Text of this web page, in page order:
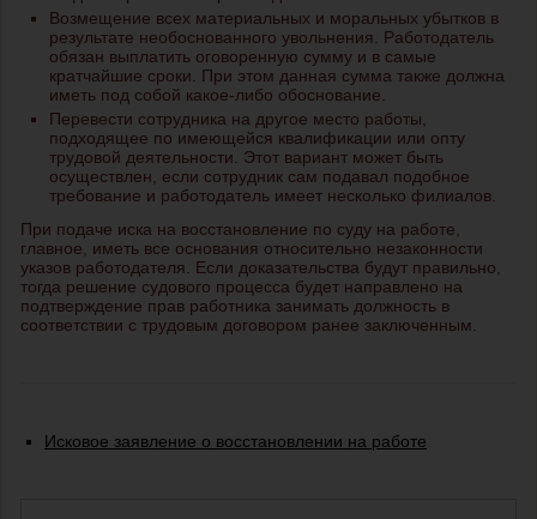
Возмещение всех материальных и моральных убытков в
результате необоснованного увольнения. Работодатель
обязан выплатить оговоренную сумму и в самые
кратчайшие сроки. При этом данная сумма также должна
иметь под собой какое-либо обоснование.
Перевести сотрудника на другое место работы,
подходящее по имеющейся квалификации или опту
трудовой деятельности. Этот вариант может быть
осуществлен, если сотрудник сам подавал подобное
требование и работодатель имеет несколько филиалов.
При подаче иска на восстановление по суду на работе,
главное, иметь все основания относительно незаконности
указов работодателя. Если доказательства будут правильно,
тогда решение судового процесса будет направлено на
подтверждение прав работника занимать должность в
соответствии с трудовым договором ранее заключенным.
Исковое заявление о восстановлении на работе